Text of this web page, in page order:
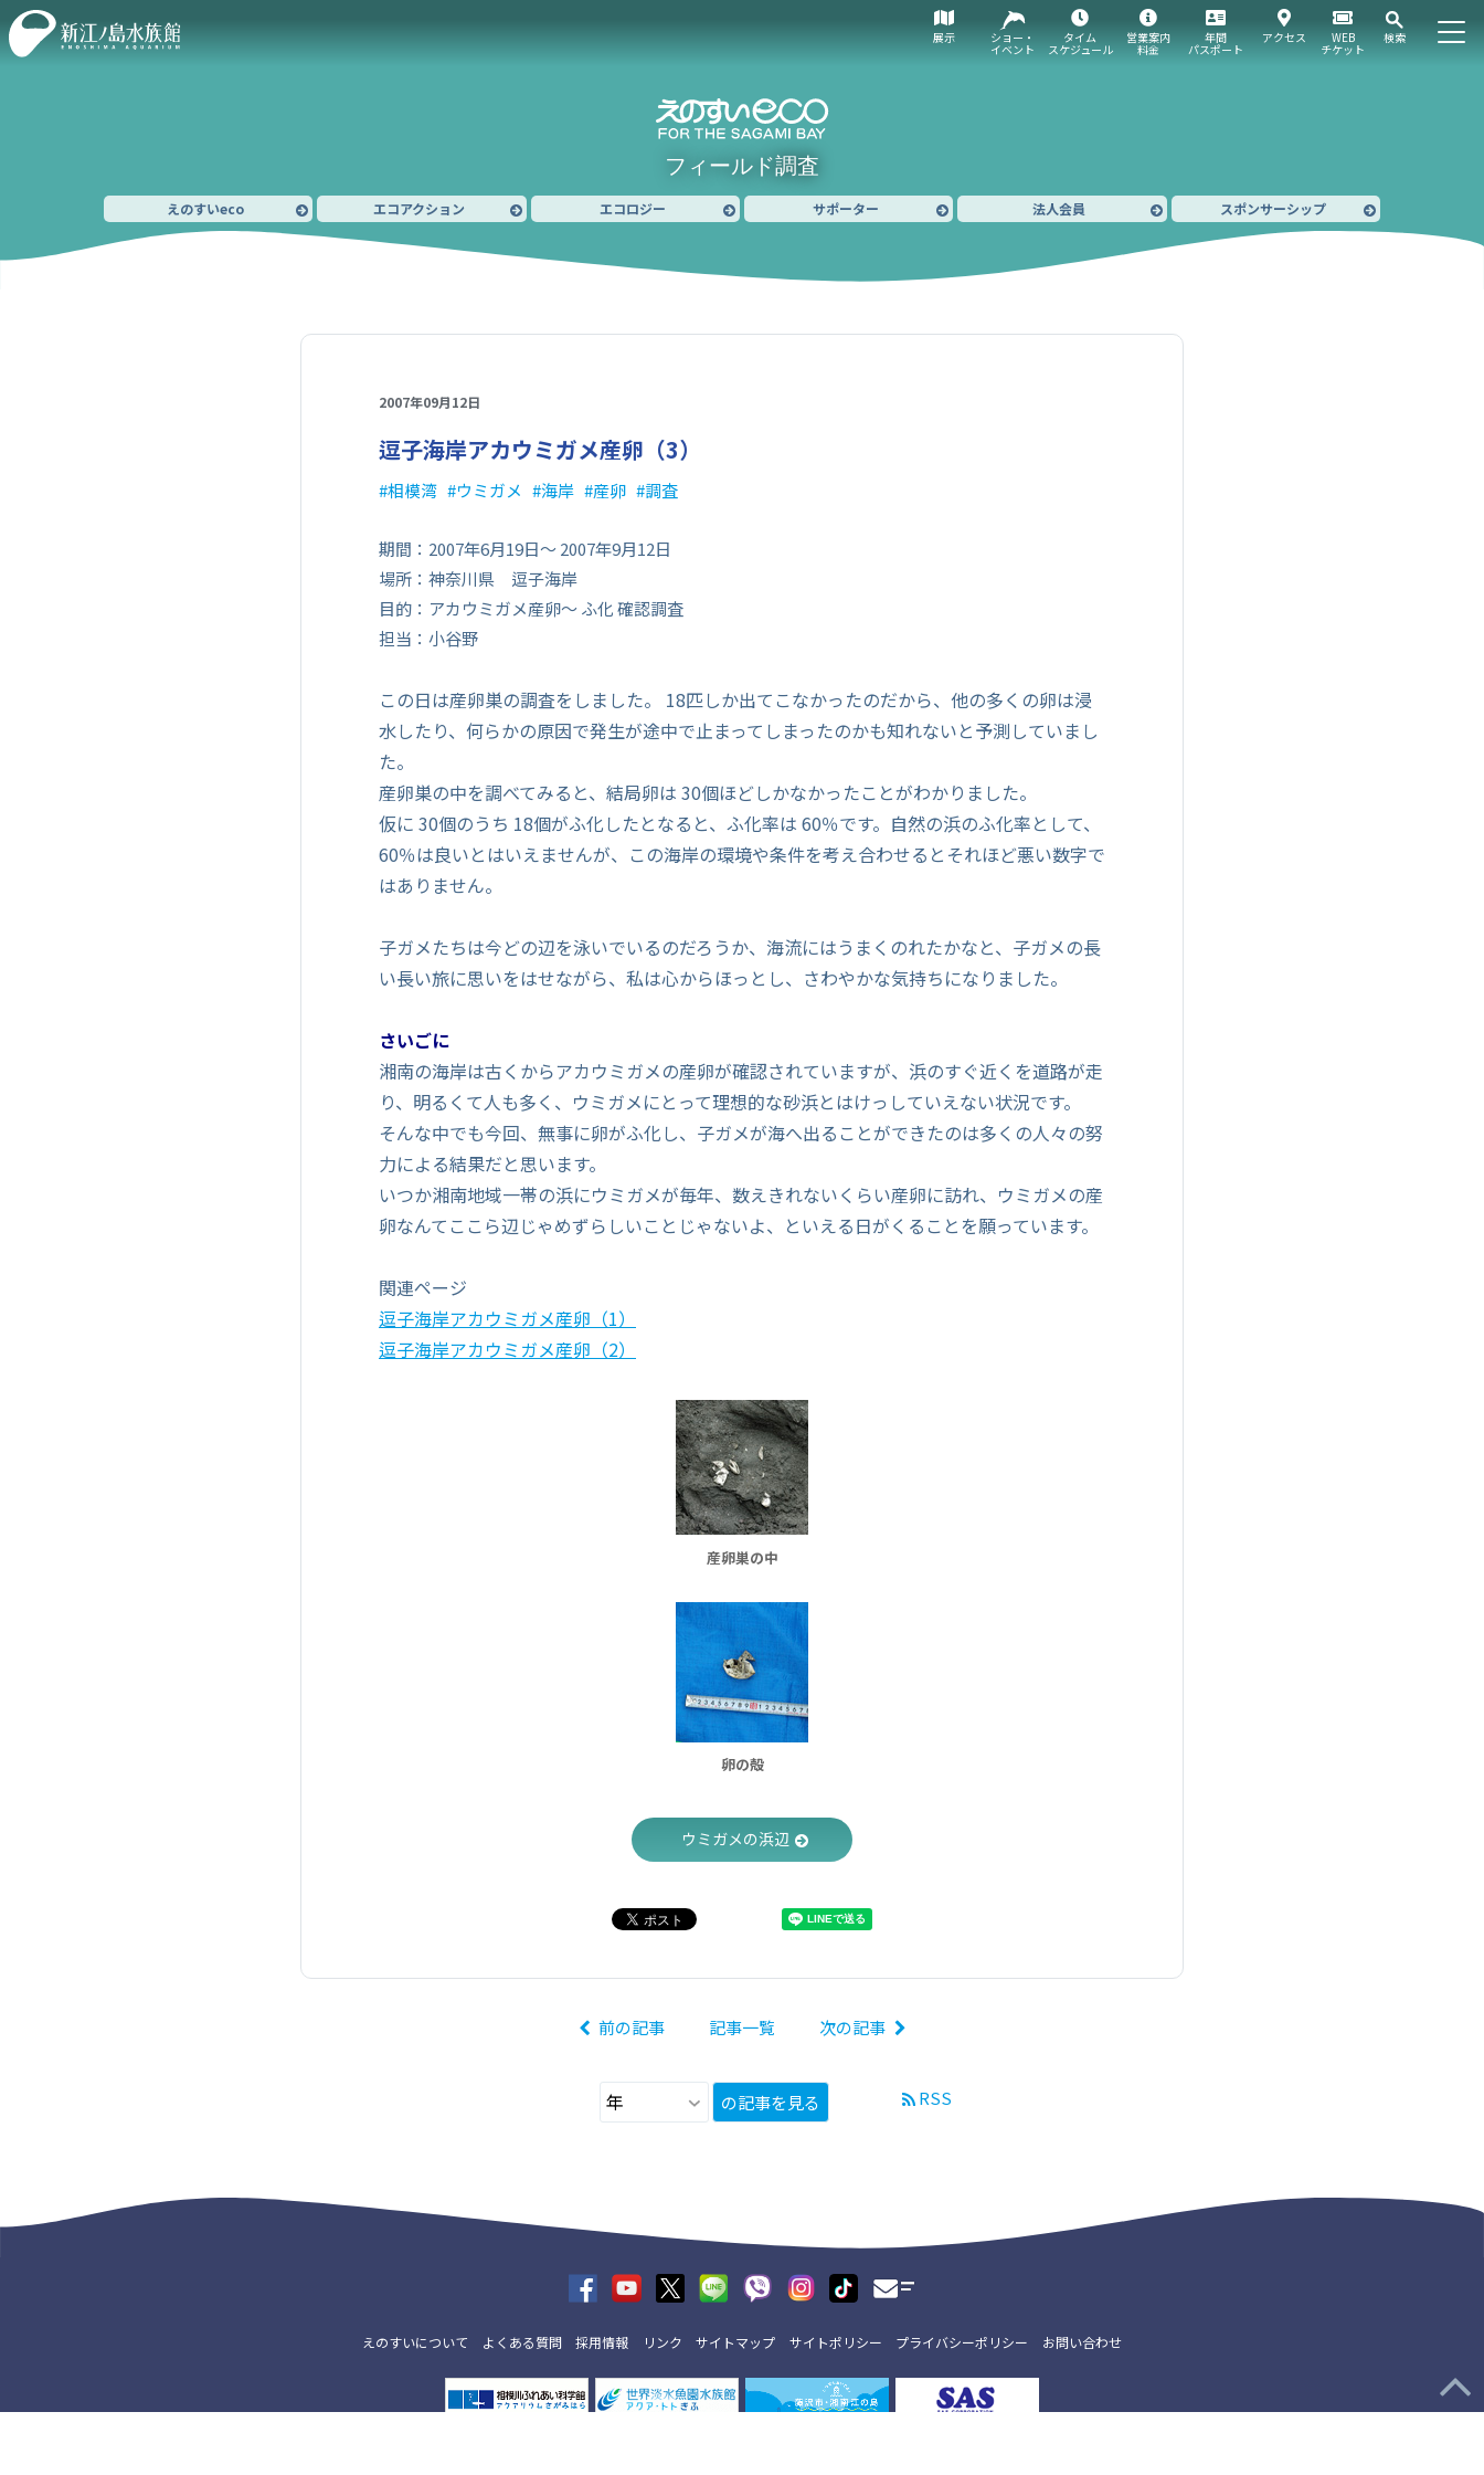
WEB
チケット
検索
展示 ショー・
イベント
タイム
スケジュール
営業案内
料金
年間
パスポート
アクセス
フィールド調査
えのすいeco エコアクション エコロジー サポーター 法人会員 スポンサーシップ
2007年09月12日
逗子海岸アカウミガメ産卵（3）
相模湾 ウミガメ 海岸 産卵 調査
期間：2007年6月19日〜 2007年9月12日
場所：神奈川県 逗子海岸
目的：アカウミガメ産卵〜 ふ化 確認調査
担当：小谷野
この日は産卵巣の調査をしました。 18匹しか出てこなかったのだから、他の多くの卵は浸
水したり、何らかの原因で発生が途中で止まってしまったのかも知れないと予測していまし
た。
産卵巣の中を調べてみると、結局卵は 30個ほどしかなかったことがわかりました。
仮に 30個のうち 18個がふ化したとなると、ふ化率は 60％です。自然の浜のふ化率として、
60％は良いとはいえませんが、この海岸の環境や条件を考え合わせるとそれほど悪い数字で
はありません。
子ガメたちは今どの辺を泳いでいるのだろうか、海流にはうまくのれたかなと、子ガメの長
い長い旅に思いをはせながら、私は心からほっとし、さわやかな気持ちになりました。
さいごに
湘南の海岸は古くからアカウミガメの産卵が確認されていますが、浜のすぐ近くを道路が走
り、明るくて人も多く、ウミガメにとって理想的な砂浜とはけっしていえない状況です。
そんな中でも今回、無事に卵がふ化し、子ガメが海へ出ることができたのは多くの人々の努
力による結果だと思います。
いつか湘南地域一帯の浜にウミガメが毎年、数えきれないくらい産卵に訪れ、ウミガメの産
卵なんてここら辺じゃめずらしいことじゃないよ、といえる日がくることを願っています。
関連ページ
逗子海岸アカウミガメ産卵（1）
逗子海岸アカウミガメ産卵（2）
産卵巣の中
卵の殻
ウミガメの浜辺
前の記事 記事一覧 次の記事
の記事を見る RSS
えのすいについて よくある質問 採用情報 リンク サイトマップ サイトポリシー プライバシーポリシー お問い合わせ